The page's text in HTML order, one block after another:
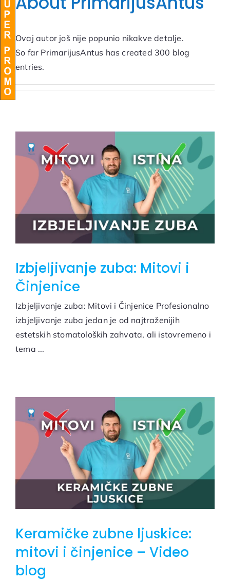
Ovaj autor još nije popunio nikakve detalje.
So far PrimarijusAntus has created 300 blog
entries.
Izbjeljivanje zuba: Mitovi i
Činjenice
Izbjeljivanje zuba: Mitovi i Činjenice Profesionalno
izbjeljivanje zuba jedan je od najtraženijih
estetskih stomatoloških zahvata, ali istovremeno i
tema ...
Keramičke zubne ljuskice:
mitovi i činjenice – Video
blog